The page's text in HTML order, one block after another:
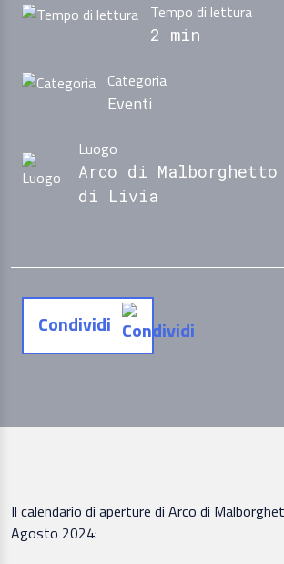
Tempo di lettura
2 min
Categoria
Eventi
Luogo
Arco di
di Livia
Condividi
Il calendario di aperture di Arco di
Agosto 2024: